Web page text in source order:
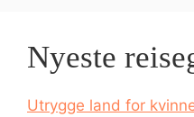
Nyeste
Utrygge land for